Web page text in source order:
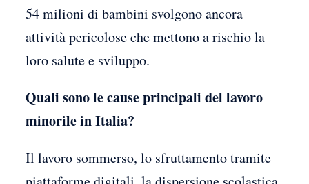
54 milioni di bambini svolgono ancora
attività pericolose che mettono a rischio la
loro salute e sviluppo.
Quali sono le cause principali del lavoro
minorile in Italia?
Il lavoro sommerso, lo sfruttamento tramite